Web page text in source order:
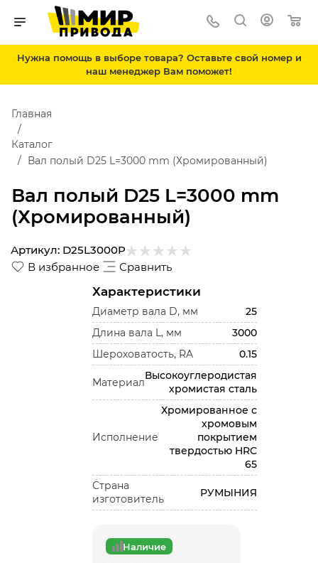
Нужна помощь в выборе товара? Оставьте свой номер и
наш менеджер Вам поможет!
Вал полый D25 L=3000 mm
(Хромированный)
Главная
Каталог
Вал полый D25 L=3000 mm (Хромированный)
В избранное Сравнить
Артикул: D25L3000P
Характеристики
Диаметр вала D, мм
25
Длина вала L, мм
3000
Шероховатость, RA
0.15
Материал
Высокоуглеродистая
хромистая сталь
Исполнение
Хромированное с
хромовым
покрытием
твердостью HRC
65
Страна
изготовитель
РУМЫНИЯ
Наличие